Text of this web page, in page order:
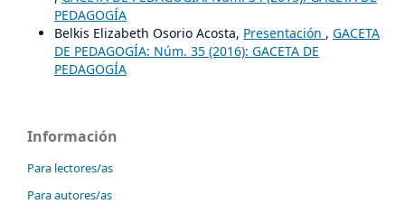
PEDAGOGÍA
Belkis Elizabeth Osorio Acosta, Presentación , GACETA
DE PEDAGOGÍA: Núm. 35 (2016): GACETA DE
PEDAGOGÍA
Información
Para lectores/as
Para autores/as